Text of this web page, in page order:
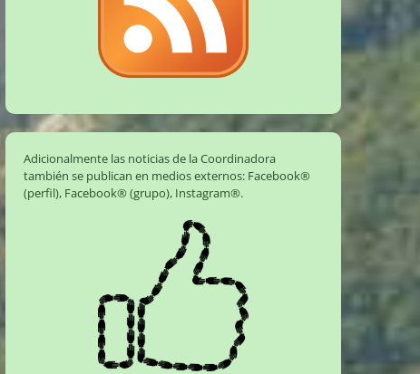
Adicionalmente las noticias de la Coordinadora
también se publican en medios externos: Facebook®
(perfil), Facebook® (grupo), Instagram®.